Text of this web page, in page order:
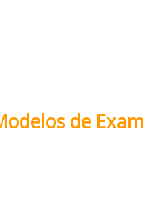
de
que deseen el